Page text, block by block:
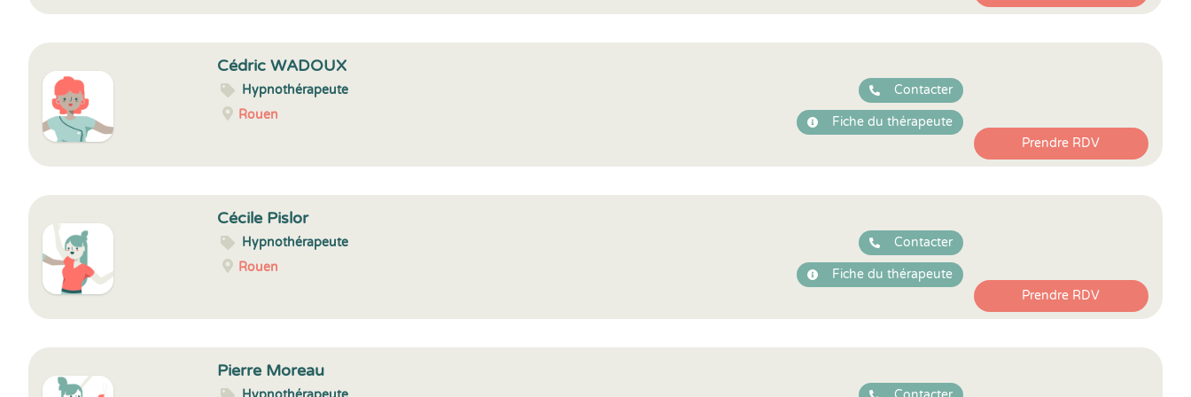
Cédric WADOUX
Hypnothérapeute
Rouen
Contacter
Fiche du thérapeute
Prendre RDV
Cécile Pislor
Hypnothérapeute
Rouen
Contacter
Fiche du thérapeute
Prendre RDV
Pierre Moreau